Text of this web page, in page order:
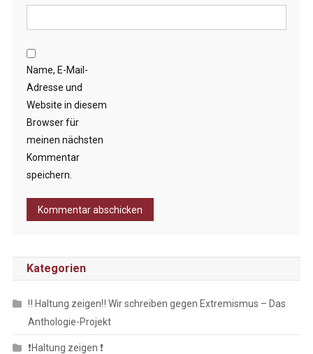
Name, E-Mail-
Adresse und
Website in diesem
Browser für
meinen nächsten
Kommentar
speichern.
Kategorien
‼️ Haltung zeigen‼️ Wir schreiben gegen Extremismus – Das
Anthologie-Projekt
❗️Haltung zeigen ❗️